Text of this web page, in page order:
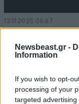
Newsbeast.gr -
Information
If you wish to opt-
processing of your
targeted
12·11·2025 06:47
Το λάθος που
βουλευτής που
ο Χάρης Βαφειάς